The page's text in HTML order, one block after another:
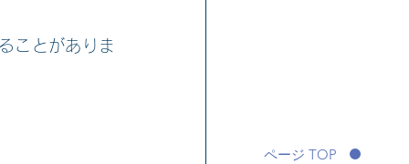
ページ TOP
ことがありま